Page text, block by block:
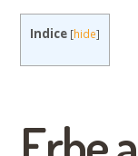
Indice [hide]